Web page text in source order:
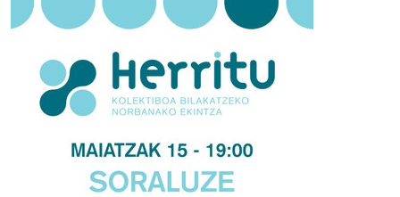
15T19:00:00+02:00
2026-
15T21:00:00+02:00